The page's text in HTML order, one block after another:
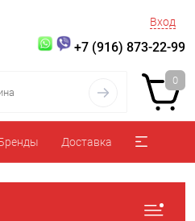
Вход
+7 (916) 873-22-99
0
Доставка